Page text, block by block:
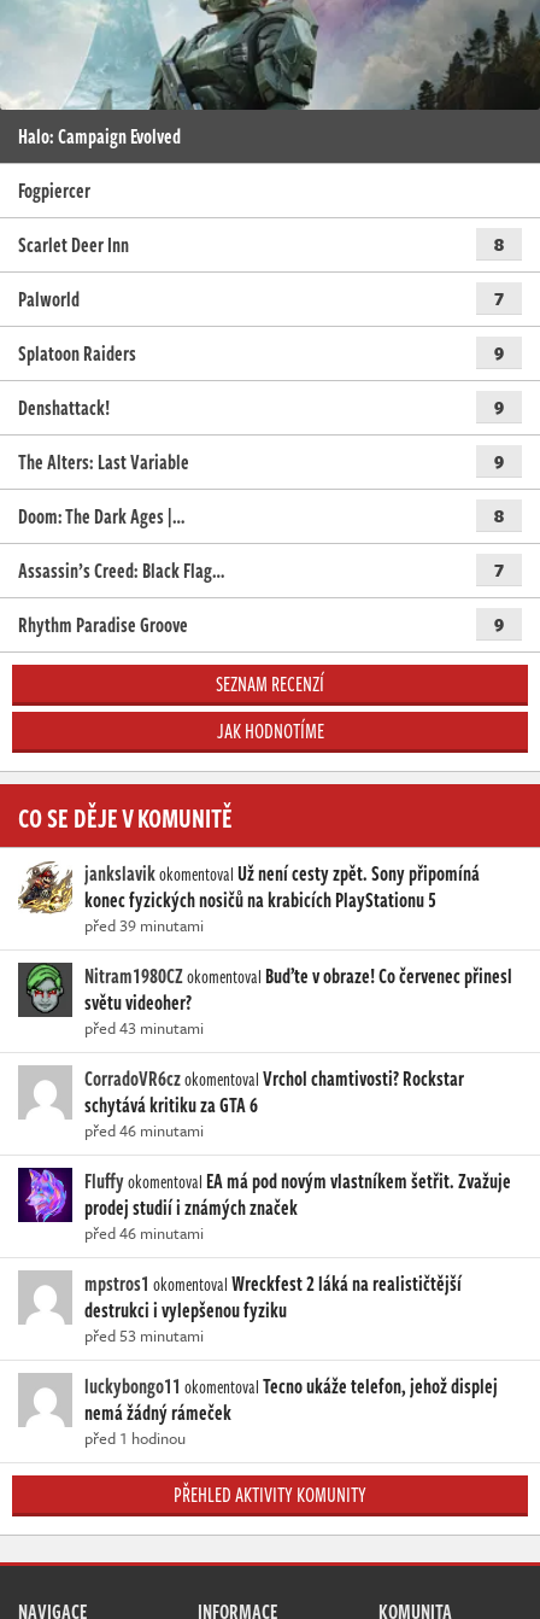
Halo: Campaign Evolved
Fogpiercer
Scarlet Deer Inn
8
Palworld 7
Splatoon Raiders 9
Denshattack! 9
The Alters: Last Variable 9
Doom: The Dark Ages |… 8
Assassin’s Creed: Black Flag… 7
Rhythm Paradise Groove 9
SEZNAM RECENZÍ
JAK HODNOTÍME
CO SE DĚJE V KOMUNITĚ
jankslavikokomentovalUž není cesty zpět. Sony připomíná
konec fyzických nosičů na krabicích PlayStationu 5
před 39 minutami
Nitram1980CZokomentoval Buďte v obraze! Co červenec přinesl
světu videoher?
před 43 minutami
CorradoVR6czokomentovalVrchol chamtivosti? Rockstar
schytává kritiku za GTA 6
před 46 minutami
Fluffyokomentoval EA má pod novým vlastníkem šetřit. Zvažuje
prodej studií i známých značek
před 46 minutami
mpstros1 okomentovalWreckfest 2 láká na realističtější
destrukci i vylepšenou fyziku
před 53 minutami
luckybongo11 okomentovalTecno ukáže telefon, jehož displej
nemá žádný rámeček
před 1 hodinou
PŘEHLED AKTIVITY KOMUNITY
NAVIGACE INFORMACE KOMUNITA